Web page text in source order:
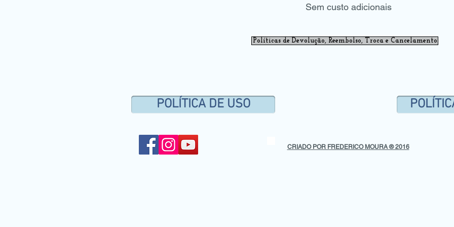
Sem custo adicionais
Políticas de Devolução, Reembolso, Troca e Cancelamento
POLÍTICA DE USO
CRIADO POR FREDERICO MOURA ® 2016